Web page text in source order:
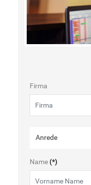
Firma
Name(*)